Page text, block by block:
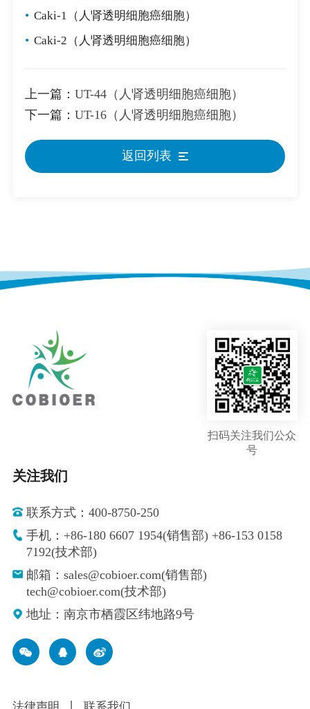
• Caki-1（人肾透明细胞癌细胞）
• Caki-2（人肾透明细胞癌细胞）
上一篇： UT-44（人肾透明细胞癌细胞）
下一篇： UT-16（人肾透明细胞癌细胞）
返回列表
扫码关注我们公众
号
关注我们
联系方式：400-8750-250
手机：+86-180 6607 1954(销售部) +86-153 0158
7192(技术部)
邮箱：sales@cobioer.com(销售部)
tech@cobioer.com(技术部)
地址：南京市栖霞区纬地路9号